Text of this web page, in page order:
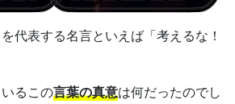
代表する名言といえば「考えるな！
るこの言葉の真意は何だったのでし